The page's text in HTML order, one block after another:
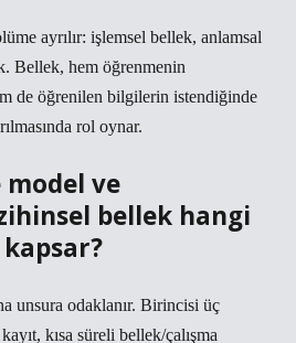
ayrılır: işlemsel bellek, anlamsal
Bellek, hem öğrenmenin
de öğrenilen bilgilerin istendiğinde
rol oynar.
ve
bellek hangi
unsura odaklanır. Birincisi üç
kısa süreli bellek/çalışma